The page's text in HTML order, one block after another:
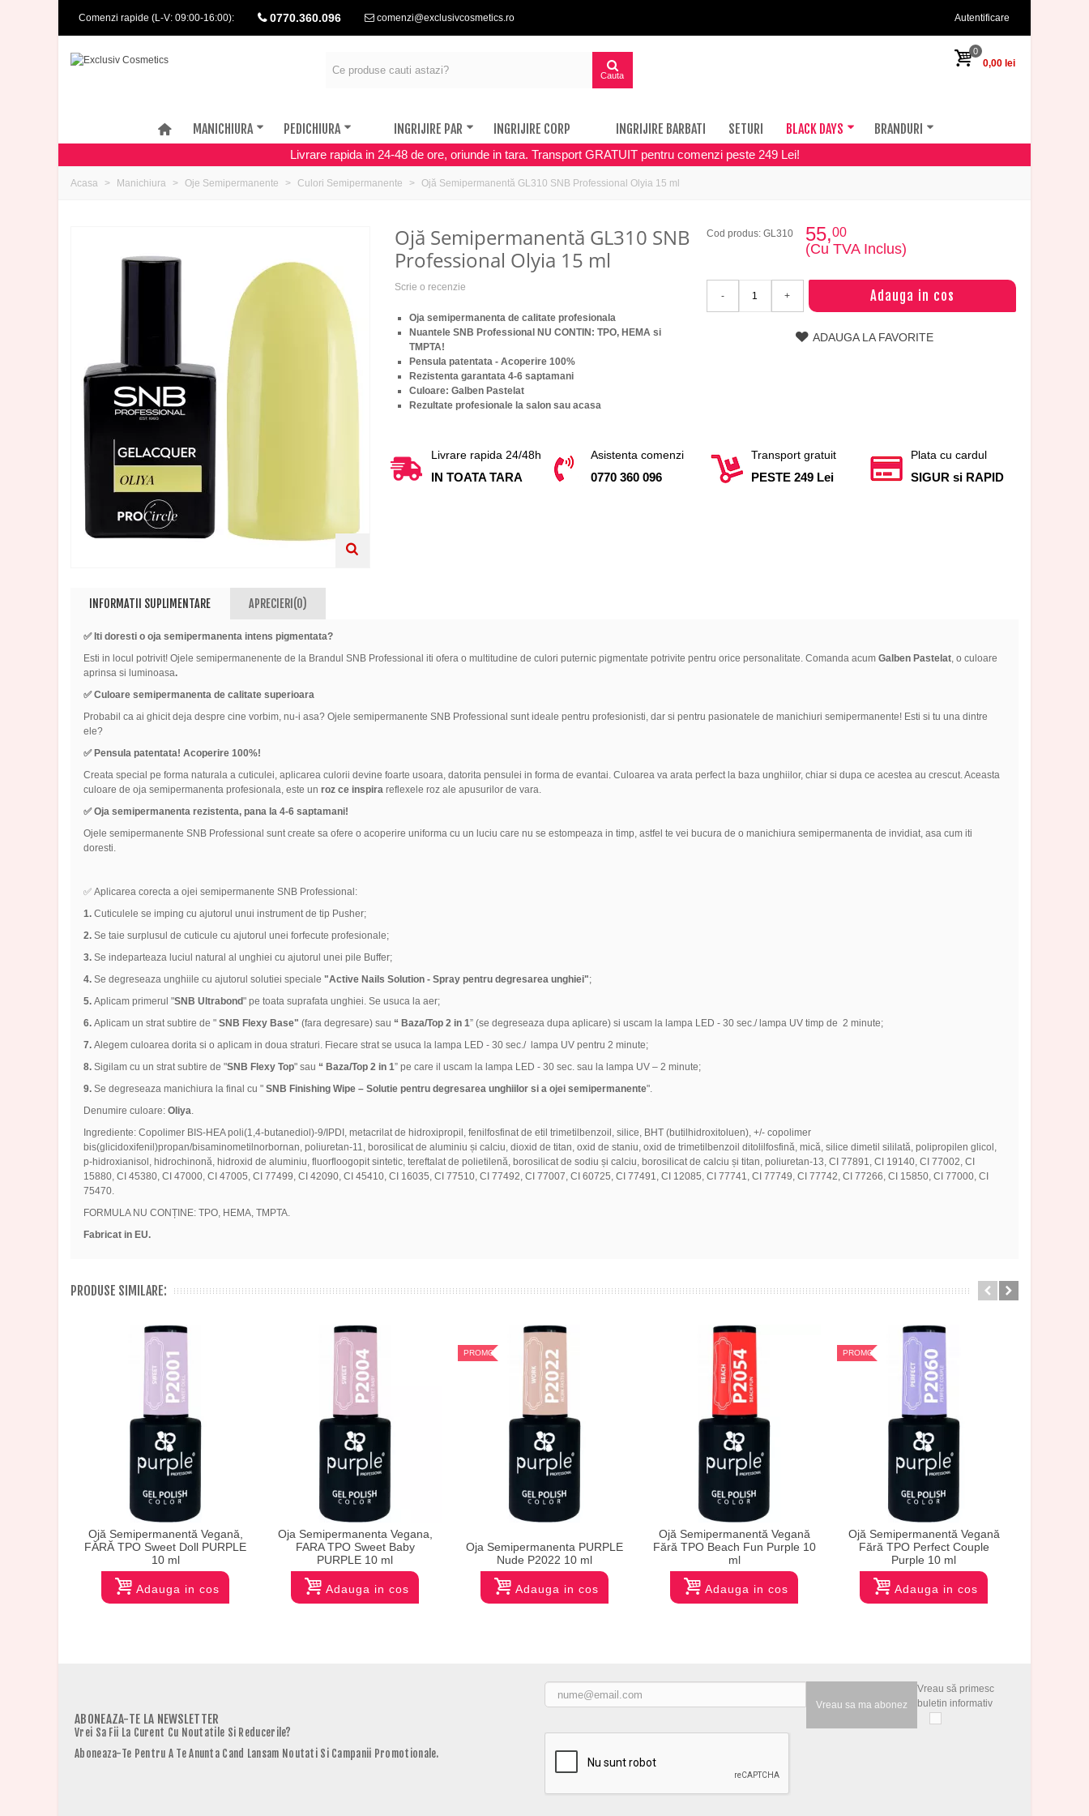
Comenzi rapide (L-V: 09:00-16:00): 0770.360.096 comenzi@exclusivcosmetics.ro Autentificare
0
0,00 lei
Cauta
MANICHIURA PEDICHIURA INGRIJIRE PAR INGRIJIRE CORP INGRIJIRE BARBATI SETURI BLACK DAYS BRANDURI
Livrare rapida in 24-48 de ore, oriunde in tara. Transport GRATUIT pentru comenzi peste 249 Lei!
Acasa Manichiura Oje Semipermanente Culori Semipermanente Ojă Semipermanentă GL310 SNB Professional Olyia 15 ml
Ojă Semipermanentă GL310 SNB
Professional Olyia 15 ml
Scrie o recenzie
Oja semipermanenta de calitate profesionala
Nuantele SNB Professional NU CONTIN: TPO, HEMA si
TMPTA!
Pensula patentata - Acoperire 100%
Rezistenta garantata 4-6 saptamani
Culoare: Galben Pastelat
Rezultate profesionale la salon sau acasa
Cod produs: GL310 55,00
(Cu TVA Inclus)
- + Adauga in cos
ADAUGA LA FAVORITE
Livrare rapida 24/48h
IN TOATA TARA
Asistenta comenzi
0770 360 096
Transport gratuit
PESTE 249 Lei
Plata cu cardul
SIGUR si RAPID
INFORMATII SUPLIMENTARE APRECIERI(0)
✅Iti doresti o oja semipermanenta intens pigmentata?
Esti in locul potrivit! Ojele semipermanenente de la Brandul SNB Professional iti ofera o multitudine de culori puternic pigmentate potrivite pentru orice personalitate. Comanda acum GalbenPastelat, o culoare
aprinsa si luminoasa.
✅ Culoare semipermanenta de calitate superioara
Probabil ca ai ghicit deja despre cine vorbim, nu-i asa? Ojele semipermanente SNB Professional sunt ideale pentru profesionisti, dar si pentru pasionatele de manichiuri semipermanente! Esti si tu una dintre
ele?
✅ Pensula patentata! Acoperire 100%!
Creata special pe forma naturala a cuticulei, aplicarea culorii devine foarte usoara, datorita pensulei in forma de evantai. Culoarea va arata perfect la baza unghiilor, chiar si dupa ce acestea au crescut. Aceasta
culoare de oja semipermanenta profesionala, este un roz ce inspira reflexele roz ale apusurilor de vara.
✅ Oja semipermanenta rezistenta, pana la 4-6 saptamani!
Ojele semipermanente SNB Professional sunt create sa ofere o acoperire uniforma cu un luciu care nu se estompeaza in timp, astfel te vei bucura de o manichiura semipermanenta de invidiat, asa cum iti
doresti.
✅ Aplicarea corecta a ojei semipermanente SNB Professional:
1.Cuticulele se imping cu ajutorul unui instrument de tip Pusher;
2.Se taie surplusul de cuticule cu ajutorul unei forfecute profesionale;
3.Se indeparteaza luciul natural al unghiei cu ajutorul unei pile Buffer;
4.Se degreseaza unghiile cu ajutorul solutiei speciale "Active Nails Solution - Spray pentru degresarea unghiei";
5.Aplicam primerul "SNB Ultrabond" pe toata suprafata unghiei. Se usuca la aer;
6.Aplicam un strat subtire de "SNB Flexy Base" (fara degresare) sau “ Baza/Top 2 in 1” (se degreseaza dupa aplicare) si uscam la lampa LED - 30 sec./ lampa UV timp de 2 minute;
7.Alegem culoarea dorita si o aplicam in doua straturi. Fiecare strat se usuca la lampa LED - 30 sec./ lampa UV pentru 2 minute;
8.Sigilam cu un strat subtire de "SNB Flexy Top" sau “ Baza/Top 2 in 1” pe care il uscam la lampa LED - 30 sec. sau la lampa UV – 2 minute;
9.Se degreseaza manichiura la final cu " SNB Finishing Wipe – Solutie pentru degresarea unghiilor si a ojei semipermanente".
Denumire culoare: Oliya.
Ingrediente: Copolimer BIS-HEA poli(1,4-butanediol)-9/IPDI, metacrilat de hidroxipropil, fenilfosfinat de etil trimetilbenzoil, silice, BHT (butilhidroxitoluen), +/- copolimer
bis(glicidoxifenil)propan/bisaminometilnorbornan, poliuretan-11, borosilicat de aluminiu și calciu, dioxid de titan, oxid de staniu, oxid de trimetilbenzoil ditolilfosfină, mică, silice dimetil sililată, polipropilen glicol,
p-hidroxianisol, hidrochinonă, hidroxid de aluminiu, fluorfloogopit sintetic, tereftalat de polietilenă, borosilicat de sodiu și calciu, borosilicat de calciu și titan, poliuretan-13, CI 77891, CI 19140, CI 77002, CI
15880, CI 45380, CI 47000, CI 47005, CI 77499, CI 42090, CI 45410, CI 16035, CI 77510, CI 77492, CI 77007, CI 60725, CI 77491, CI 12085, CI 77741, CI 77749, CI 77742, CI 77266, CI 15850, CI 77000, CI
75470.
FORMULA NU CONȚINE: TPO, HEMA, TMPTA.
Fabricat in EU.
PRODUSE SIMILARE:
Ojă Semipermanentă Vegană,
FĂRĂ TPO Sweet Doll PURPLE
10 ml
Adauga in cos
Oja Semipermanenta Vegana,
FARA TPO Sweet Baby
PURPLE 10 ml
Adauga in cos
PROMOTIE
Oja Semipermanenta PURPLE
Nude P2022 10 ml
Adauga in cos
Ojă Semipermanentă Vegană
Fără TPO Beach Fun Purple 10
ml
Adauga in cos
PROMOTIE
Ojă Semipermanentă Vegană
Fără TPO Perfect Couple
Purple 10 ml
Adauga in cos
ABONEAZA-TE LA NEWSLETTER
Vrei Sa Fii La Curent Cu Noutatile Si Reducerile?
Aboneaza-Te Pentru A Te Anunta Cand Lansam Noutati Si Campanii Promotionale.
Vreau sa ma abonez
Vreau să primesc
buletin informativ